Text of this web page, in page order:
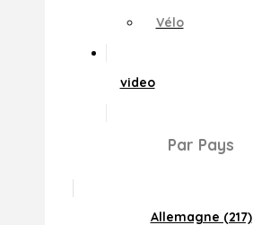
Vélo
video
Par Pays
Allemagne (217)